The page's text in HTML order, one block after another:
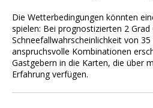
Die Wetterbedingungen könnten
spielen: Bei prognostizierten 2 Grad
Schneefallwahrscheinlichkeit von
anspruchsvolle Kombinationen
Gastgebern in die Karten, die über
Erfahrung verfügen.